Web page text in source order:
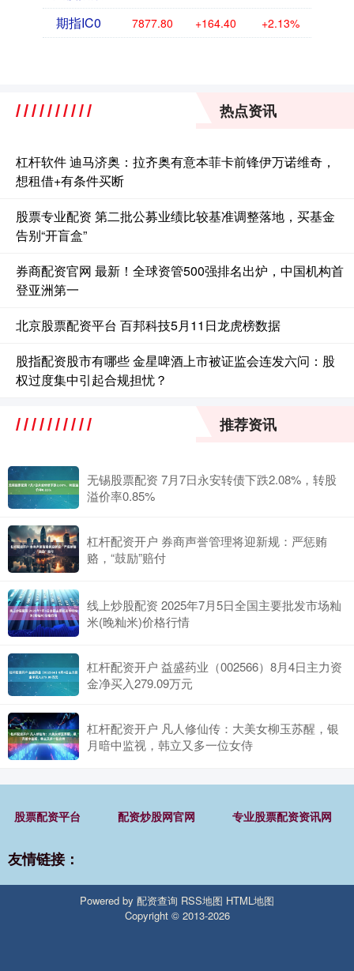
期指IC0 7877.80 +164.40 +2.13%
热点资讯
杠杆软件 迪马济奥：拉齐奥有意本菲卡前锋伊万诺维奇，
想租借+有条件买断
股票专业配资 第二批公募业绩比较基准调整落地，买基金
告别“开盲盒”
券商配资官网 最新！全球资管500强排名出炉，中国机构首
登亚洲第一
北京股票配资平台 百邦科技5月11日龙虎榜数据
股指配资股市有哪些 金星啤酒上市被证监会连发六问：股
权过度集中引起合规担忧？
推荐资讯
无锡股票配资 7月7日永安转债下跌2.08%，转股
溢价率0.85%
杠杆配资开户 券商声誉管理将迎新规：严惩贿
赂，“鼓励”赔付
线上炒股配资 2025年7月5日全国主要批发市场籼
米(晚籼米)价格行情
杠杆配资开户 益盛药业（002566）8月4日主力资
金净买入279.09万元
杠杆配资开户 凡人修仙传：大美女柳玉苏醒，银
月暗中监视，韩立又多一位女侍
股票配资平台 配资炒股网官网 专业股票配资资讯网
友情链接：
Powered by 配资查询 RSS地图 HTML地图
Copyright © 2013-2026